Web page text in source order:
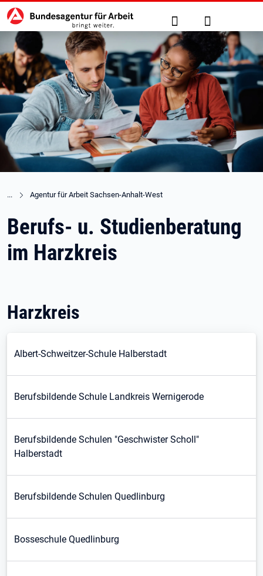
zu den Hauptinhalten springen
Hauptnavigation Suche Anmelden
Agentur für Arbeit Sachsen-Anhalt-West
Berufs- u. Studienberatung
im Harzkreis
Harzkreis
Albert-Schweitzer-Schule Halberstadt
Berufsbildende Schule Landkreis Wernigerode
Berufsbildende Schulen "Geschwister Scholl"
Halberstadt
Berufsbildende Schulen Quedlinburg
Bosseschule Quedlinburg